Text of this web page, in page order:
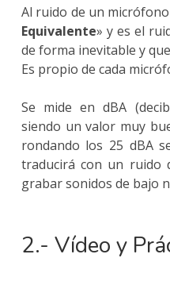
Al ruido de un
Equivalente» y es el
de forma inevitable y
Es propio de cada
Se mide en dBA
siendo un valor muy
rondando los 25 dBA
traducirá con un ruido
grabar sonidos de bajo
2.- Vídeo y